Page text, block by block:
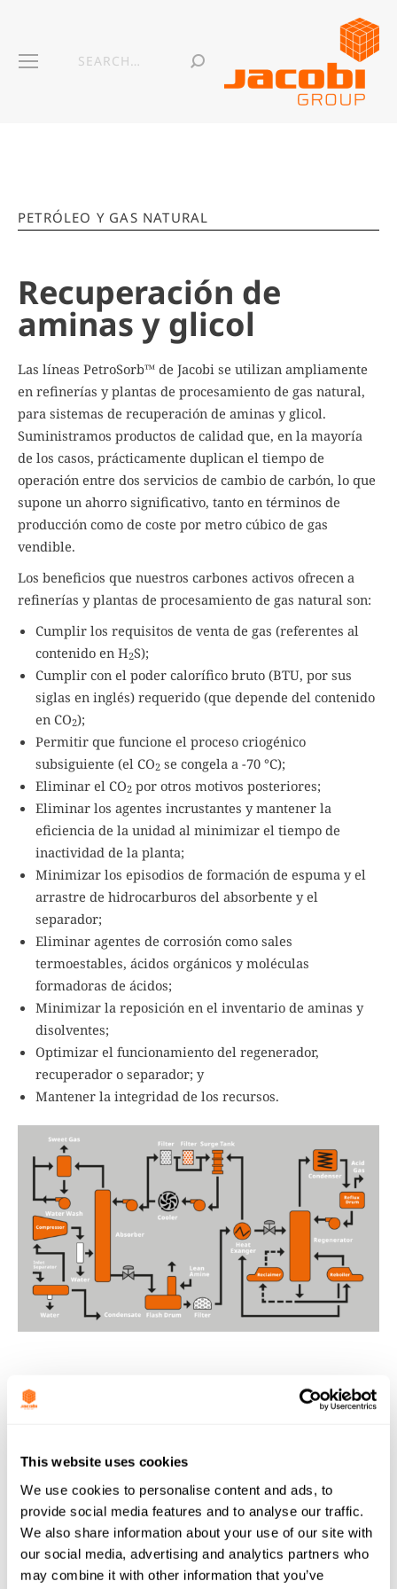
This website uses cookies
We use cookies to personalise content and ads, to
provide social media features and to analyse our traffic.
We also share information about your use of our site with
our social media, advertising and analytics partners who
may combine it with other information that you’ve
PETRÓLEO Y GAS NATURAL
Recuperación de
aminas y glicol
Las líneas PetroSorb™ de Jacobi se utilizan ampliamente
en refinerías y plantas de procesamiento de gas natural,
para sistemas de recuperación de aminas y glicol.
Suministramos productos de calidad que, en la mayoría
de los casos, prácticamente duplican el tiempo de
operación entre dos servicios de cambio de carbón, lo que
supone un ahorro significativo, tanto en términos de
producción como de coste por metro cúbico de gas
vendible.
Los beneficios que nuestros carbones activos ofrecen a
refinerías y plantas de procesamiento de gas natural son:
Cumplir los requisitos de venta de gas (referentes al
contenido en H2S);
Cumplir con el poder calorífico bruto (BTU, por sus
siglas en inglés) requerido (que depende del contenido
en CO2);
Permitir que funcione el proceso criogénico
subsiguiente (el CO2 se congela a -70 °C);
Eliminar el CO2 por otros motivos posteriores;
Eliminar los agentes incrustantes y mantener la
eficiencia de la unidad al minimizar el tiempo de
inactividad de la planta;
Minimizar los episodios de formación de espuma y el
arrastre de hidrocarburos del absorbente y el
separador;
Eliminar agentes de corrosión como sales
termoestables, ácidos orgánicos y moléculas
formadoras de ácidos;
Minimizar la reposición en el inventario de aminas y
disolventes;
Optimizar el funcionamiento del regenerador,
recuperador o separador; y
Mantener la integridad de los recursos.
RECUPERACIÓN DE AMINAS Y GLICOL:
PRODUCTOS